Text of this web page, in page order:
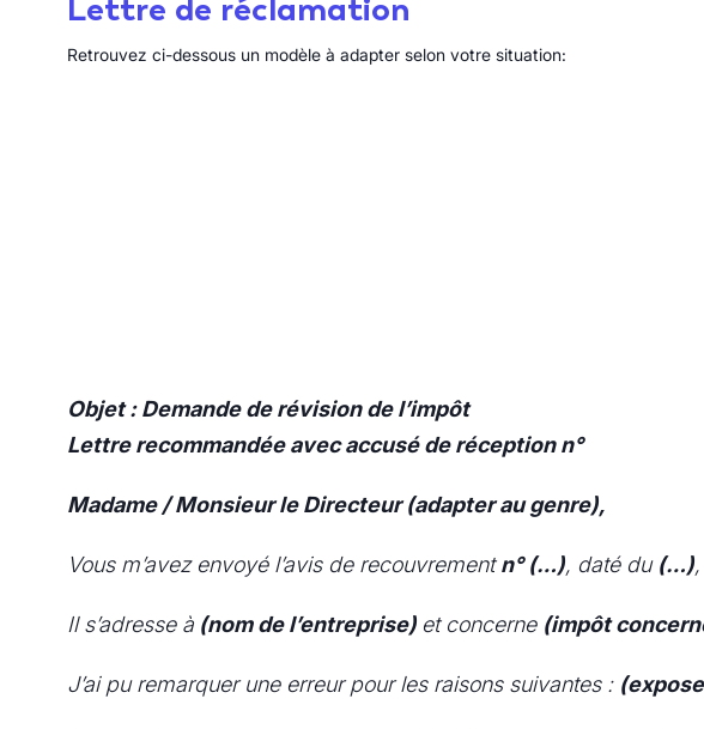
Lettre de réclamation
Retrouvez ci-dessous un modèle à adapter selon votre situation:
Objet : Demande de révision de l’impôt
Lettre recommandée avec accusé de réception n°
Madame / Monsieur le Directeur (adapter au genre),
Vous m’avez envoyé l’avis de recouvrementn° (…), daté du (…)
Il s’adresse à (nom de l’entreprise) et concerne (impôt
J’ai pu remarquer une erreur pour les raisons suivantes :